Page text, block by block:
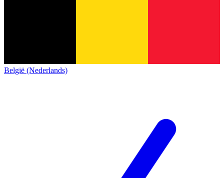
België (Nederlands)